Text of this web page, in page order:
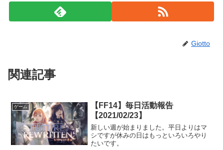
Giotto
関連記事
ゲーム
【FF14】毎日活動報告
【2021/02/23】
新しい週が始まりました。平日よりはマ
シですが休みの日はもっといろいろやり
たいです。